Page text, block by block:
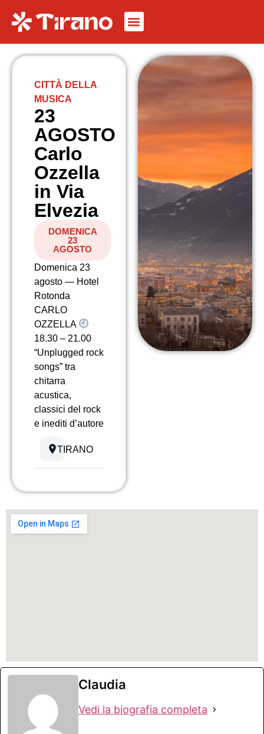
CITTÀ DELLA
MUSICA
23
AGOSTO
Carlo
Ozzella
in Via
Elvezia
DOMENICA
23
AGOSTO
Domenica 23
agosto — Hotel
Rotonda
CARLO
OZZELLA
18.30 – 21.00
“Unplugged rock
songs” tra
chitarra
acustica,
classici del rock
e inediti d’autore
TIRANO
Claudia
Vedi la biografia completa